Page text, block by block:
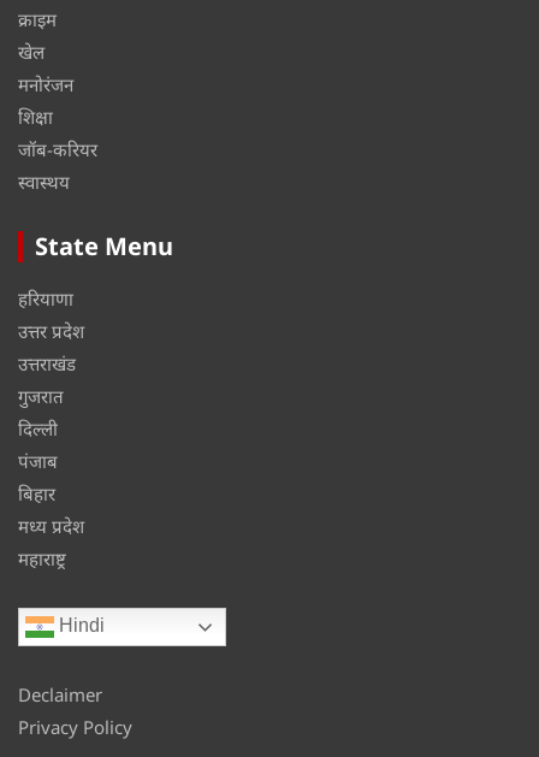
क्राइम
खेल
मनोरंजन
शिक्षा
जॉब-करियर
स्वास्थय
State Menu
हरियाणा
उत्तर प्रदेश
उत्तराखंड
गुजरात
दिल्ली
पंजाब
बिहार
मध्य प्रदेश
महाराष्ट्र
Hindi
Declaimer
Privacy Policy